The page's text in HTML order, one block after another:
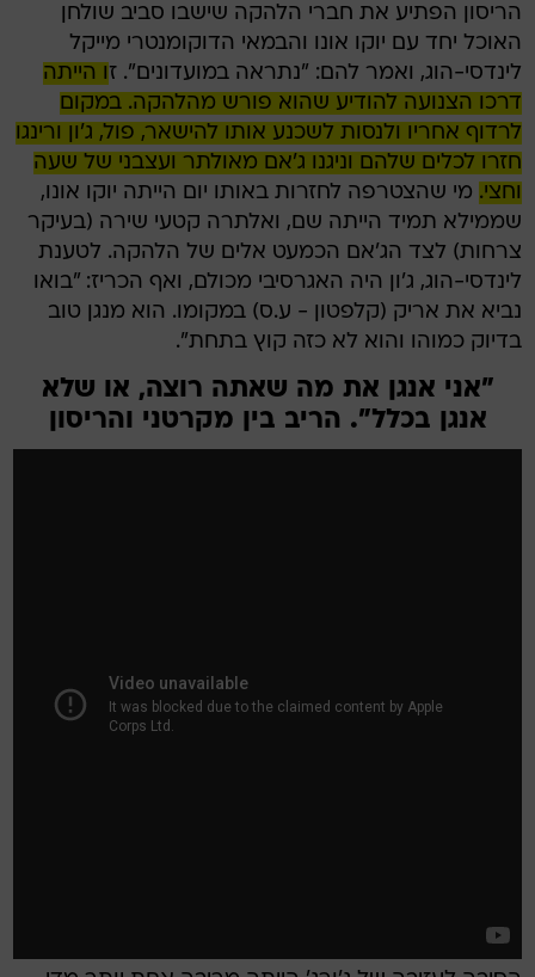
הריסון הפתיע את חברי הלהקה שישבו סביב שולחן
האוכל יחד עם יוקו אונו והבמאי הדוקומנטרי מייקל
לינדסי-הוג, ואמר להם: "נתראה במועדונים". זו הייתה
דרכו הצנועה להודיע שהוא פורש מהלהקה. במקום
לרדוף אחריו ולנסות לשכנע אותו להישאר, פול, ג'ון ורינגו
חזרו לכלים שלהם וניגנו ג'אם מאולתר ועצבני של שעה
וחצי. מי שהצטרפה לחזרות באותו יום הייתה יוקו אונו,
שממילא תמיד הייתה שם, ואלתרה קטעי שירה (בעיקר
צרחות) לצד הג'אם הכמעט אלים של הלהקה. לטענת
לינדסי-הוג, ג'ון היה האגרסיבי מכולם, ואף הכריז: "בואו
נביא את אריק (קלפטון - ע.ס) במקומו. הוא מנגן טוב
בדיוק כמוהו והוא לא כזה קוץ בתחת".
"אני אנגן את מה שאתה רוצה, או שלא
אנגן בכלל". הריב בין מקרטני והריסון